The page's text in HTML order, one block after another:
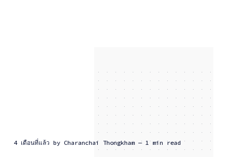
4 เดือนที่แล้ว by Charanchai Thongkham — 1 min read